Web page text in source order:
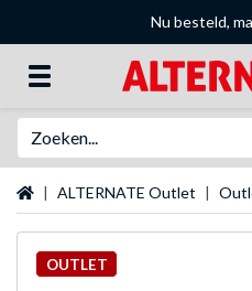
Nu besteld,
StartpaginaALTERNATE Outlet
OUTLET